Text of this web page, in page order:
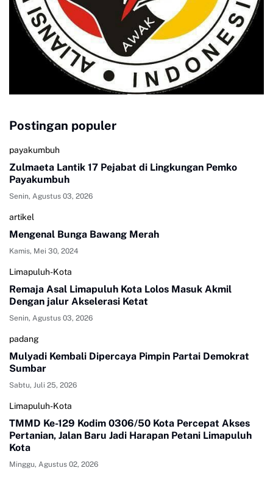
Postingan populer
payakumbuh
Zulmaeta Lantik 17 Pejabat di Lingkungan Pemko
Payakumbuh
Senin, Agustus 03, 2026
artikel
Mengenal Bunga Bawang Merah
Kamis, Mei 30, 2024
Limapuluh-Kota
Remaja Asal Limapuluh Kota Lolos Masuk Akmil
Dengan jalur Akselerasi Ketat
Senin, Agustus 03, 2026
padang
Mulyadi Kembali Dipercaya Pimpin Partai Demokrat
Sumbar
Sabtu, Juli 25, 2026
Limapuluh-Kota
TMMD Ke-129 Kodim 0306/50 Kota Percepat Akses
Pertanian, Jalan Baru Jadi Harapan Petani Limapuluh
Kota
Minggu, Agustus 02, 2026